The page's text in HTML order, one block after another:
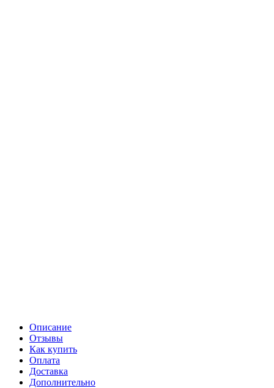
Описание
Отзывы
Как купить
Оплата
Доставка
Дополнительно